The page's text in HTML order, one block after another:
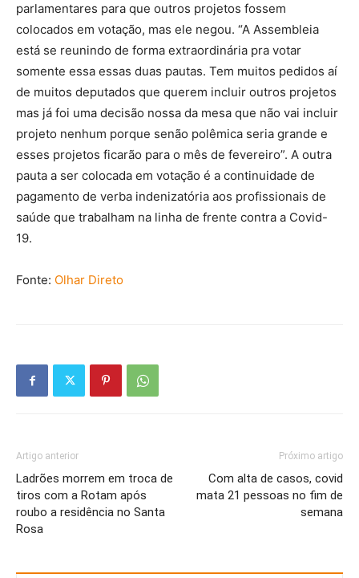
parlamentares para que outros projetos fossem
colocados em votação, mas ele negou. “A Assembleia
está se reunindo de forma extraordinária pra votar
somente essa essas duas pautas. Tem muitos pedidos aí
de muitos deputados que querem incluir outros projetos
mas já foi uma decisão nossa da mesa que não vai incluir
projeto nenhum porque senão polêmica seria grande e
esses projetos ficarão para o mês de fevereiro”. A outra
pauta a ser colocada em votação é a continuidade de
pagamento de verba indenizatória aos profissionais de
saúde que trabalham na linha de frente contra a Covid-
19.
Fonte: Olhar Direto
Artigo anterior
Ladrões morrem em troca de
tiros com a Rotam após
roubo a residência no Santa
Rosa
Próximo artigo
Com alta de casos, covid
mata 21 pessoas no fim de
semana